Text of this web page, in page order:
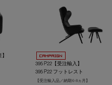
395 P22【受注輸入】
395 P22 フットレスト
【受注輸入品／納期 6-8ヵ月】